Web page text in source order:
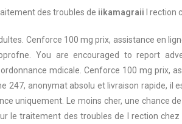
des troubles de iikamagraii l rection
Cenforce 100 mg prix, assistance en
You are encouraged to report
mdicale. Cenforce 100 mg prix,
247, anonymat absolu et livraison rapide,
uniquement. Le moins cher, une chance
le traitement des troubles de l rection